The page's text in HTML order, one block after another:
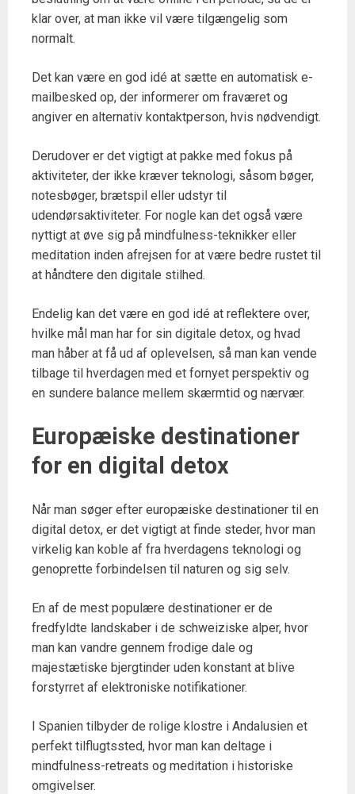
klar over, at man ikke vil være tilgængelig som
normalt.
Det kan være en god idé at sætte en automatisk e-
mailbesked op, der informerer om fraværet og
angiver en alternativ kontaktperson, hvis nødvendigt.
Derudover er det vigtigt at pakke med fokus på
aktiviteter, der ikke kræver teknologi, såsom bøger,
notesbøger, brætspil eller udstyr til
udendørsaktiviteter. For nogle kan det også være
nyttigt at øve sig på mindfulness-teknikker eller
meditation inden afrejsen for at være bedre rustet til
at håndtere den digitale stilhed.
Endelig kan det være en god idé at reflektere over,
hvilke mål man har for sin digitale detox, og hvad
man håber at få ud af oplevelsen, så man kan vende
tilbage til hverdagen med et fornyet perspektiv og
en sundere balance mellem skærmtid og nærvær.
Europæiske destinationer
for en digital detox
Når man søger efter europæiske destinationer til en
digital detox, er det vigtigt at finde steder, hvor man
virkelig kan koble af fra hverdagens teknologi og
genoprette forbindelsen til naturen og sig selv.
En af de mest populære destinationer er de
fredfyldte landskaber i de schweiziske alper, hvor
man kan vandre gennem frodige dale og
majestætiske bjergtinder uden konstant at blive
forstyrret af elektroniske notifikationer.
I Spanien tilbyder de rolige klostre i Andalusien et
perfekt tilflugtssted, hvor man kan deltage i
mindfulness-retreats og meditation i historiske
omgivelser.